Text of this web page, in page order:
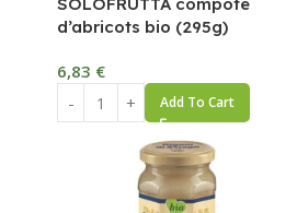
d’abricots bio (295g)
6,83 €
Add To Cart